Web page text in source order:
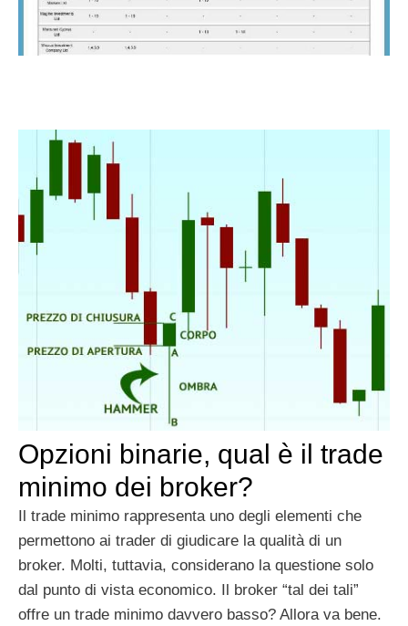
Opzioni binarie, qual è il trade
minimo dei broker?
Il trade minimo rappresenta uno degli elementi che
permettono ai trader di giudicare la qualità di un
broker. Molti, tuttavia, considerano la questione solo
dal punto di vista economico. Il broker “tal dei tali”
offre un trade minimo davvero basso? Allora va bene.